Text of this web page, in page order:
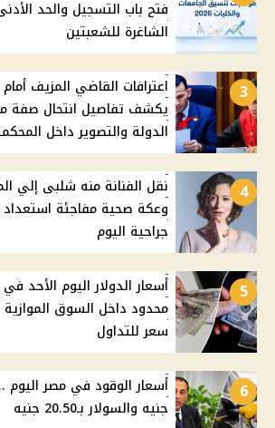
فتح باب التسجيل والحد
الشاغرة للشعبتين
3
اعترافات القاضي المزيف أمام
يكشف تفاصيل انتحال صفة
الدولة والتصوير داخل
4
نقل الفنانة منه شلبى إلي
وعكة صحية مفاجئة استعداد
جراحية اليوم
5
أسعار الدولار اليوم الأحد
محدود داخل السوق
سعر للتداول
6
جنيه والسولار بـ20.50 جنيه